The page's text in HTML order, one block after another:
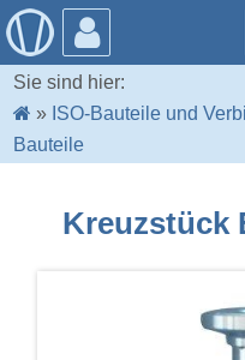
Sie sind hier:
» ISO-Bauteile und
Bauteile
Kreuzstück